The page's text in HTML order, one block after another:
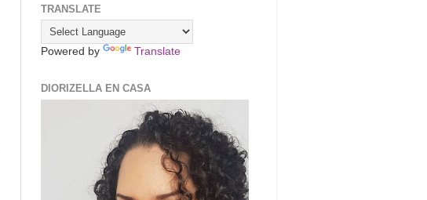
TRANSLATE
Powered by Translate
DIORIZELLA EN CASA